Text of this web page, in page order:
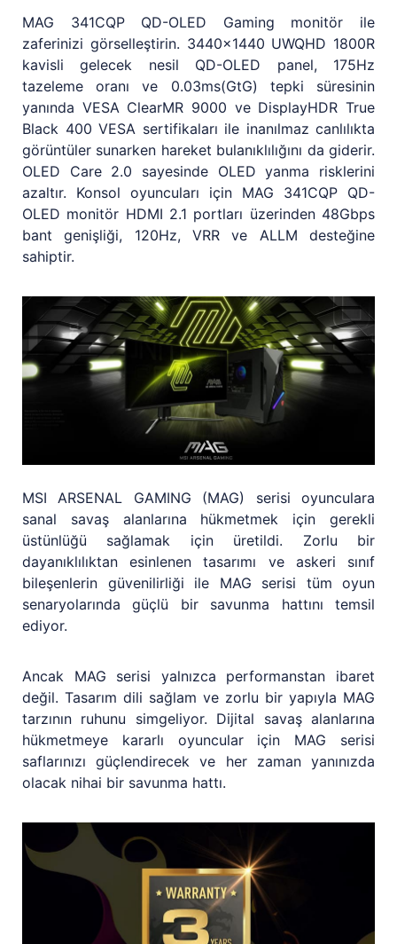
MAG 341CQP QD-OLED Gaming monitör ile
zaferinizi görselleştirin. 3440x1440 UWQHD 1800R
kavisli gelecek nesil QD-OLED panel, 175Hz
tazeleme oranı ve 0.03ms(GtG) tepki süresinin
yanında VESA ClearMR 9000 ve DisplayHDR True
Black 400 VESA sertifikaları ile inanılmaz canlılıkta
görüntüler sunarken hareket bulanıklılığını da giderir.
OLED Care 2.0 sayesinde OLED yanma risklerini
azaltır. Konsol oyuncuları için MAG 341CQP QD-
OLED monitör HDMI 2.1 portları üzerinden 48Gbps
bant genişliği, 120Hz, VRR ve ALLM desteğine
sahiptir.
MSI ARSENAL GAMING (MAG) serisi oyunculara
sanal savaş alanlarına hükmetmek için gerekli
üstünlüğü sağlamak için üretildi. Zorlu bir
dayanıklılıktan esinlenen tasarımı ve askeri sınıf
bileşenlerin güvenilirliği ile MAG serisi tüm oyun
senaryolarında güçlü bir savunma hattını temsil
ediyor.
Ancak MAG serisi yalnızca performanstan ibaret
değil. Tasarım dili sağlam ve zorlu bir yapıyla MAG
tarzının ruhunu simgeliyor. Dijital savaş alanlarına
hükmetmeye kararlı oyuncular için MAG serisi
saflarınızı güçlendirecek ve her zaman yanınızda
olacak nihai bir savunma hattı.